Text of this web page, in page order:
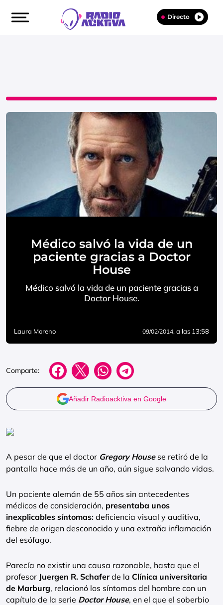
Directo
Médico salvó la vida de un
paciente gracias a Doctor
House
Médico salvó la vida de un paciente gracias a
Doctor House.
Laura Moreno 09/02/2014, a las 13:58
Comparte:
Añadir Radioacktiva en Google
A pesar de que el doctor Gregory House se retiró de la
pantalla hace más de un año, aún sigue salvando vidas.
Un paciente alemán de 55 años sin antecedentes
médicos de consideración, presentaba unos
inexplicables síntomas: deficiencia visual y auditiva,
fiebre de origen desconocido y una extraña inflamación
del esófago.
Parecía no existir una causa razonable, hasta que el
profesor Juergen R. Schaferde la Clínica universitaria
de Marburg, relacionó los síntomas del hombre con un
capítulo de la serie Doctor House, en el que el soberbio